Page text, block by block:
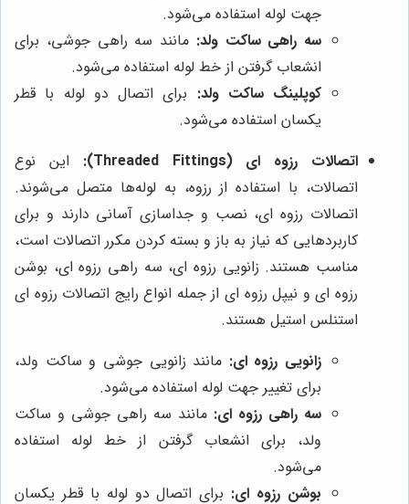
جهت لوله استفاده می‌شود.
سه راهی ساکت ولد: مانند سه راهی جوشی، برای
انشعاب گرفتن از خط لوله استفاده می‌شود.
کوپلینگ ساکت ولد: برای اتصال دو لوله با قطر
یکسان استفاده می‌شود.
اتصالات رزوه ای (Threaded Fittings):
این نوع
اتصالات، با استفاده از رزوه، به لوله‌ها متصل می‌شوند.
اتصالات رزوه ای، نصب و جداسازی آسانی دارند و برای
کاربردهایی که نیاز به باز و بسته کردن مکرر اتصالات است،
مناسب هستند. زانویی رزوه ای، سه راهی رزوه ای، بوشن
رزوه ای و نیپل رزوه ای از جمله انواع رایج اتصالات رزوه ای
استنلس استیل هستند.
زانویی رزوه ای: مانند زانویی جوشی و ساکت ولد،
برای تغییر جهت لوله استفاده می‌شود.
سه راهی رزوه ای: مانند سه راهی جوشی و ساکت
ولد، برای انشعاب گرفتن از خط لوله استفاده
می‌شود.
بوشن رزوه ای: برای اتصال دو لوله با قطر یکسان